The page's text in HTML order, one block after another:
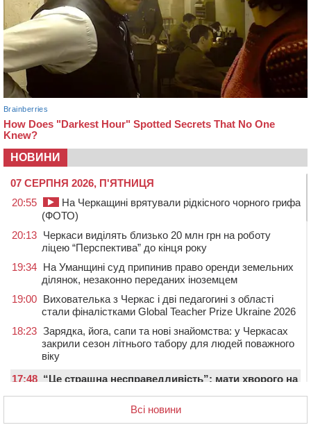
НОВИНИ
07 СЕРПНЯ 2026, П'ЯТНИЦЯ
20:55
На Черкащині врятували рідкісного чорного грифа
(ФОТО)
20:13 Черкаси виділять близько 20 млн грн на роботу
ліцею “Перспектива” до кінця року
19:34 На Уманщині суд припинив право оренди земельних
ділянок, незаконно переданих іноземцем
19:00 Вихователька з Черкас і дві педагогині з області
стали фіналістками Global Teacher Prize Ukraine 2026
18:23 Зарядка, йога, сапи та нові знайомства: у Черкасах
закрили сезон літнього табору для людей поважного
віку
17:48 “Це страшна несправедливість”: мати хворого на
ОВА виділити кошти на дороговартісні ліки
Всі новини